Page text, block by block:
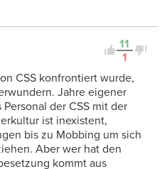
11
1
CSS konfrontiert wurde,
Jahre eigener
der CSS mit der
ist inexistent,
bis zu Mobbing um sich
Aber wer hat den
kommt aus